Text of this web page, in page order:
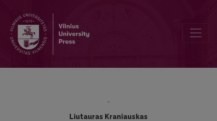
-
Liutauras Kraniauskas